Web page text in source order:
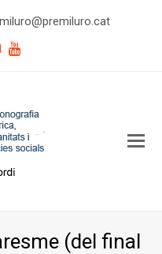
tac.orulimerp
Instagram
Youtube
(del final